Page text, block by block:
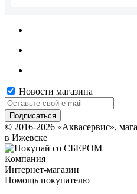
Новости магазина
© 2016-2026 «Аквасервис»,
в Ижевске
Компания
Интернет-магазин
Помощь покупателю